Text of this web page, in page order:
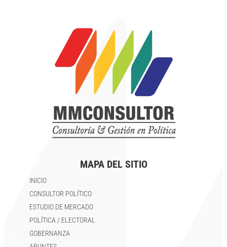
MAPA DEL SITIO
INICIO
CONSULTOR POLÍTICO
ESTUDIO DE MERCADO
POLÍTICA / ELECTORAL
GOBERNANZA